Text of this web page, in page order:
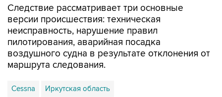
неисправность, нарушение правил
пилотирования, аварийная посадка
воздушного судна в результате отклонения от
маршрута следования.
Cessna Иркутская область